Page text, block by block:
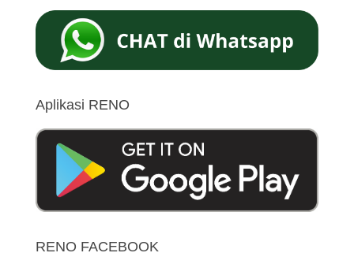
Aplikasi RENO
RENO FACEBOOK